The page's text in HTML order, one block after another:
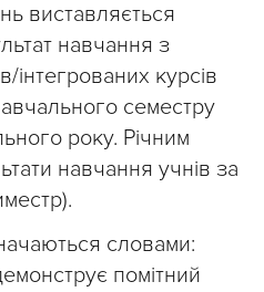
виставляється
навчання з
інтегрованих курсів
семестру
року. Річним
навчання учнів за
словами:
помітний